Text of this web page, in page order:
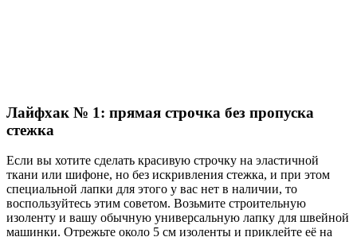
Лайфхак № 1: прямая строчка без пропуска
стежка
Если вы хотите сделать красивую строчку на эластичной
ткани или шифоне, но без искривления стежка, и при этом
специальной лапки для этого у вас нет в наличии, то
воспользуйтесь этим советом. Возьмите строительную
изоленту и вашу обычную универсальную лапку для швейной
машинки. Отрежьте около 5 см изоленты и приклейте её на